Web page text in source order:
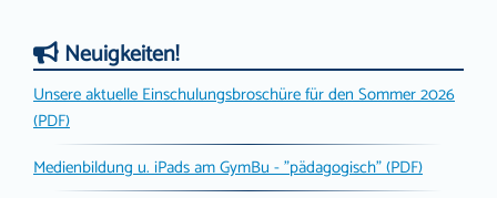
Neuigkeiten!
Unsere aktuelle Einschulungsbroschüre für den Sommer 2026
(PDF)
Medienbildung u. iPads am GymBu - "pädagogisch" (PDF)